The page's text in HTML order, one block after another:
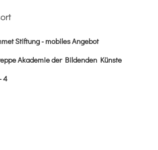
Stiftung - mobiles Angebot
Akademie der Bildenden Künste
4